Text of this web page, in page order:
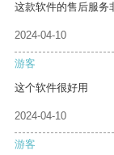
这款软件的售后服务
2024-04-10
游客
这个软件很好用
2024-04-10
游客